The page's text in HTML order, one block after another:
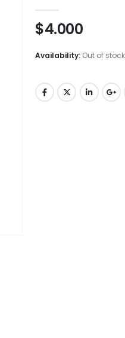
$4.000
Availability: Out of stock